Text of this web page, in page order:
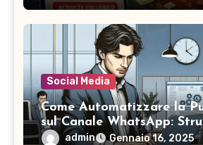
Social Media
Come Automatizzare la
sul Canale WhatsApp:
Suggerimenti Utili
admin Gennaio 16, 2025